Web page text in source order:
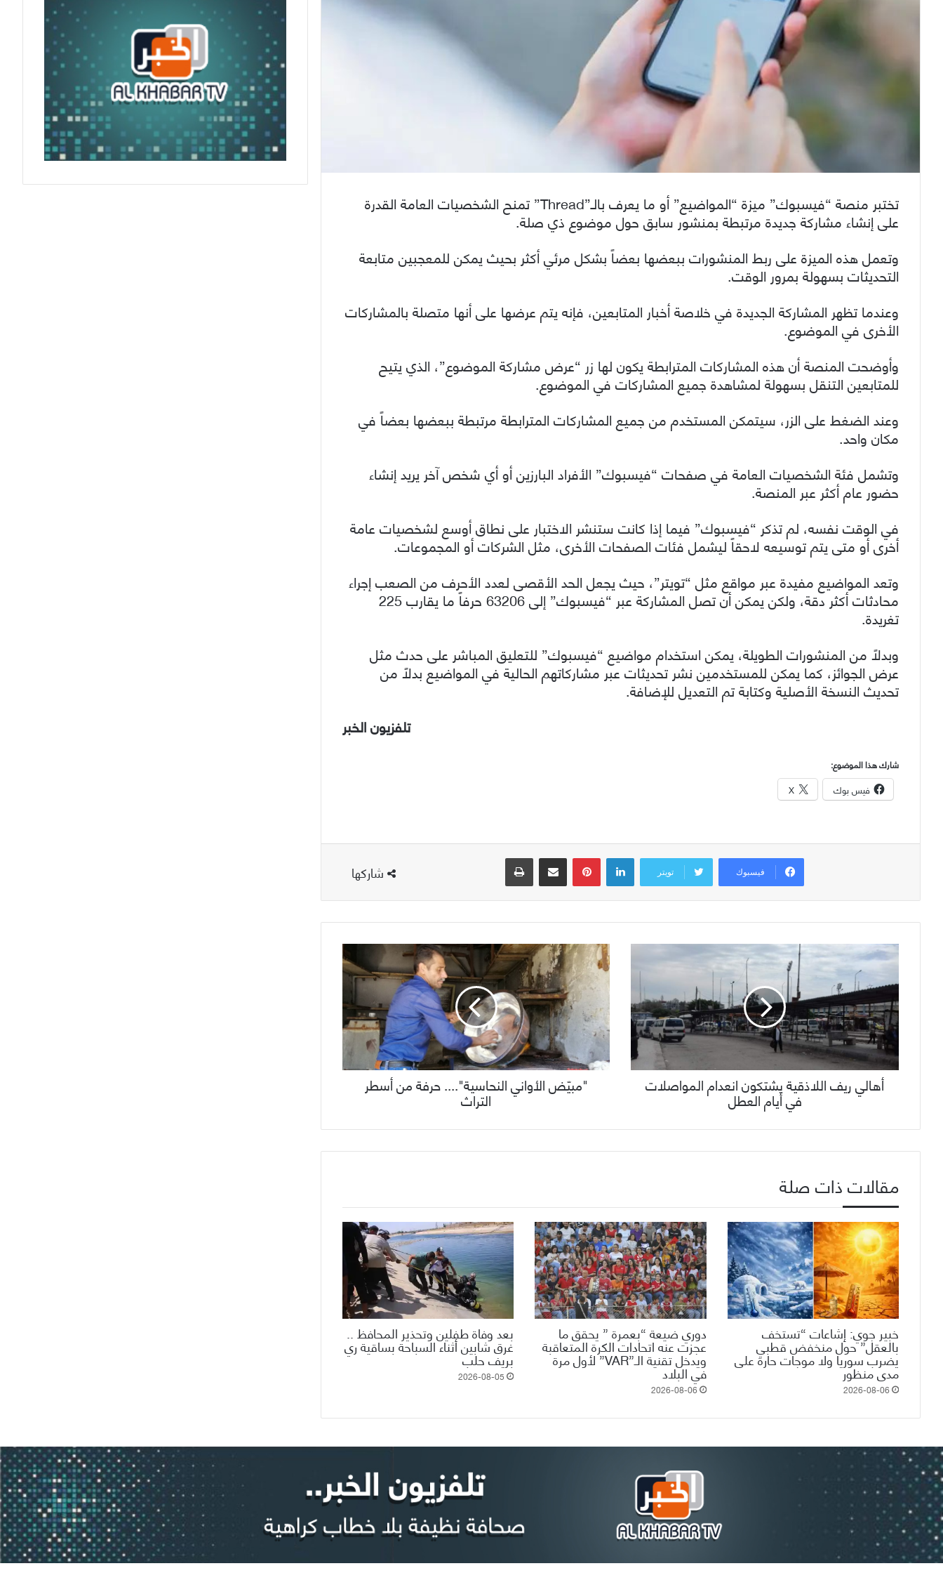
تختبر منصة “فيسبوك” ميزة “المواضيع” أو ما يعرف بالـ”Thread” تمنح الشخصيات العامة القدرة
على إنشاء مشاركة جديدة مرتبطة بمنشور سابق حول موضوع ذي صلة.
وتعمل هذه الميزة على ربط المنشورات ببعضها بعضاً بشكل مرئي أكثر بحيث يمكن للمعجبين متابعة
التحديثات بسهولة بمرور الوقت.
وعندما تظهر المشاركة الجديدة في خلاصة أخبار المتابعين، فإنه يتم عرضها على أنها متصلة بالمشاركات
الأخرى في الموضوع.
وأوضحت المنصة أن هذه المشاركات المترابطة يكون لها زر “عرض مشاركة الموضوع”، الذي يتيح
للمتابعين التنقل بسهولة لمشاهدة جميع المشاركات في الموضوع.
وعند الضغط على الزر، سيتمكن المستخدم من جميع المشاركات المترابطة مرتبطة ببعضها بعضاً في
مكان واحد.
وتشمل فئة الشخصيات العامة في صفحات “فيسبوك” الأفراد البارزين أو أي شخص آخر يريد إنشاء
حضور عام أكثر عبر المنصة.
في الوقت نفسه، لم تذكر “فيسبوك” فيما إذا كانت ستنشر الاختبار على نطاق أوسع لشخصيات عامة
أخرى أو متى يتم توسيعه لاحقاً ليشمل فئات الصفحات الأخرى، مثل الشركات أو المجموعات.
وتعد المواضيع مفيدة عبر مواقع مثل “تويتر”، حيث يجعل الحد الأقصى لعدد الأحرف من الصعب إجراء
محادثات أكثر دقة، ولكن يمكن أن تصل المشاركة عبر “فيسبوك” إلى 63206 حرفاً ما يقارب 225
تغريدة.
وبدلاً من المنشورات الطويلة، يمكن استخدام مواضيع “فيسبوك” للتعليق المباشر على حدث مثل
عرض الجوائز، كما يمكن للمستخدمين نشر تحديثات عبر مشاركاتهم الحالية في المواضيع بدلاً من
تحديث النسخة الأصلية وكتابة تم التعديل للإضافة.
تلفزيون الخبر
شارك هذا الموضوع:
فيس بوك X
شاركها فيسبوك تويتر
لينكدإن بينتيريست مشاركة عبر البريد طباعة
أهالي ريف اللاذقية يشتكون انعدام المواصلات
في أيام العطل
"مبيّض الأواني النحاسية".... حرفة من أسطر
التراث
مقالات ذات صلة
خبير جوي: إشاعات “تستخف
بالعقل” حول منخفض قطبي
يضرب سوريا ولا موجات حارة على
مدى منظور
2026-08-06
دوري ضيعة “بعمرة ” يحقق ما
عجزت عنه اتحادات الكرة المتعاقبة
ويدخل تقنية الـ”VAR” لأول مرة
في البلاد
2026-08-06
بعد وفاة طفلين وتحذير المحافظ ..
غرق شابين أثناء السباحة بساقية ري
بريف حلب
2026-08-05